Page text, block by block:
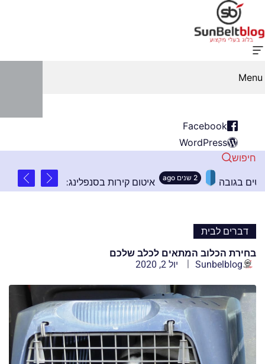
Menu
Facebook
WordPress
חיפוש
חשובים בהתקנת שלטים בגובה 2 שנים ago איטום קירות
דברים לבית
בחירת הכלוב המתאים לכלב שלכם
Sunbelblog
יול 2, 2020